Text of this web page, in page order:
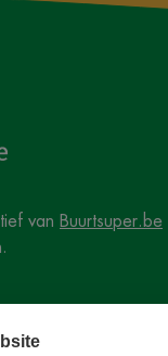
van Buurtsuper.be